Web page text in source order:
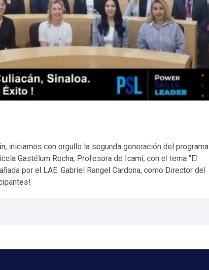
iniciamos con orgullo la segunda generación del programa
Gastélum Rocha, Profesora de Icami, con el tema “El
por el LAE. Gabriel Rangel Cardona, como Director del